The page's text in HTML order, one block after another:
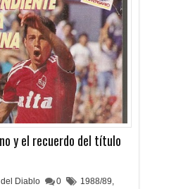
y el recuerdo del título
Diablo 0 1988/89,